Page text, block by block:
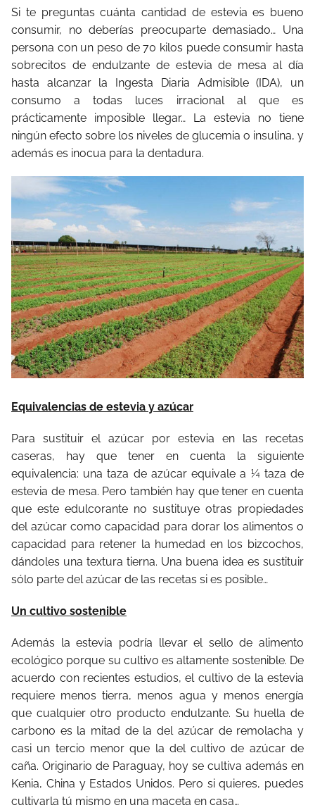
Si te preguntas cuánta cantidad de estevia es bueno
consumir, no deberías preocuparte demasiado… Una
persona con un peso de 70 kilos puede consumir hasta
sobrecitos de endulzante de estevia de mesa al día
hasta alcanzar la Ingesta Diaria Admisible (IDA), un
consumo a todas luces irracional al que es
prácticamente imposible llegar… La estevia no tiene
ningún efecto sobre los niveles de glucemia o insulina, y
además es inocua para la dentadura.
Equivalencias de estevia y azúcar
Para sustituir el azúcar por estevia en las recetas
caseras, hay que tener en cuenta la siguiente
equivalencia: una taza de azúcar equivale a ¼ taza de
estevia de mesa. Pero también hay que tener en cuenta
que este edulcorante no sustituye otras propiedades
del azúcar como capacidad para dorar los alimentos o
capacidad para retener la humedad en los bizcochos,
dándoles una textura tierna. Una buena idea es sustituir
sólo parte del azúcar de las recetas si es posible…
Un cultivo sostenible
Además la estevia podría llevar el sello de alimento
ecológico porque su cultivo es altamente sostenible. De
acuerdo con recientes estudios, el cultivo de la estevia
requiere menos tierra, menos agua y menos energía
que cualquier otro producto endulzante. Su huella de
carbono es la mitad de la del azúcar de remolacha y
casi un tercio menor que la del cultivo de azúcar de
caña. Originario de Paraguay, hoy se cultiva además en
Kenia, China y Estados Unidos. Pero si quieres, puedes
cultivarla tú mismo en una maceta en casa…